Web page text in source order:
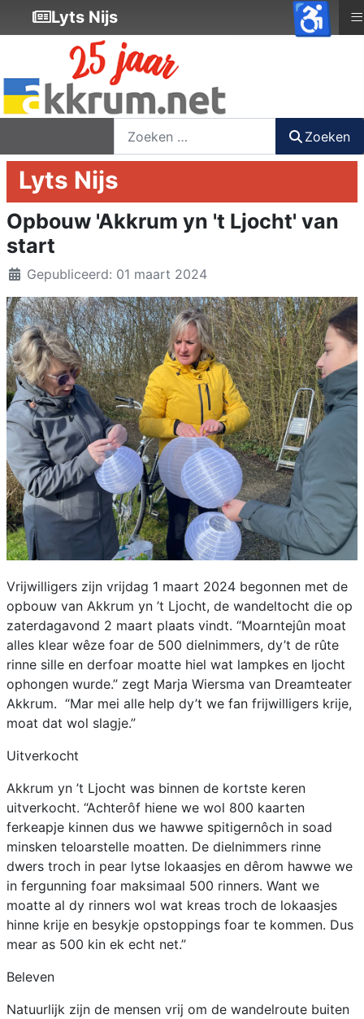
Zoeken
Lyts Nijs
Opbouw 'Akkrum yn 't Ljocht' van
start
DetailsGepubliceerd: 01 maart 2024
Vrijwilligers zijn vrijdag 1 maart 2024 begonnen met de
opbouw van Akkrum yn ’t Ljocht, de wandeltocht die op
zaterdagavond 2 maart plaats vindt. “Moarntejûn moat
alles klear wêze foar de 500 dielnimmers, dy’t de rûte
rinne sille en derfoar moatte hiel wat lampkes en ljocht
ophongen wurde.” zegt Marja Wiersma van Dreamteater
Akkrum. “Mar mei alle help dy’t we fan frijwilligers krije,
moat dat wol slagje.”
Uitverkocht
Akkrum yn ’t Ljocht was binnen de kortste keren
uitverkocht. “Achterôf hiene we wol 800 kaarten
ferkeapje kinnen dus we hawwe spitigernôch in soad
minsken teloarstelle moatten. De dielnimmers rinne
dwers troch in pear lytse lokaasjes en dêrom hawwe we
in fergunning foar maksimaal 500 rinners. Want we
moatte al dy rinners wol wat kreas troch de lokaasjes
hinne krije en besykje opstoppings foar te kommen. Dus
mear as 500 kin ek echt net.”
Beleven
Natuurlijk zijn de mensen vrij om de wandelroute buiten
Lyts Nijs ≡
♿